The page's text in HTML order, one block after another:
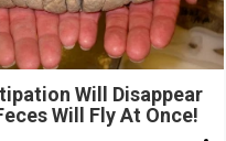
Will Disappear
Will Fly At Once!